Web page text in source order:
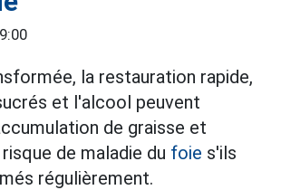
la restauration rapide,
et l'alcool peuvent
de graisse et
de maladie du foie s'ils
régulièrement.